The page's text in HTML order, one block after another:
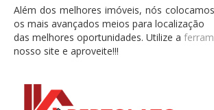
Além dos melhores imóveis, nós
os mais avançados meios para localização
das melhores oportunidades. Utilize a
nosso site e aproveite!!!